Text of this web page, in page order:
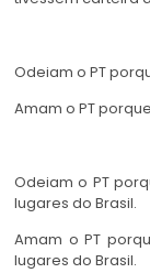
Odeiam o PT
Amam o PT
Odeiam o PT
lugares do Brasil.
Amam o PT
lugares do Brasil.